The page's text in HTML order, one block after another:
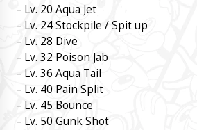
– Lv. 20 Aqua Jet
– Lv. 24 Stockpile / Spit up
– Lv. 28 Dive
– Lv. 32 Poison Jab
– Lv. 36 Aqua Tail
– Lv. 40 Pain Split
– Lv. 45 Bounce
– Lv. 50 Gunk Shot